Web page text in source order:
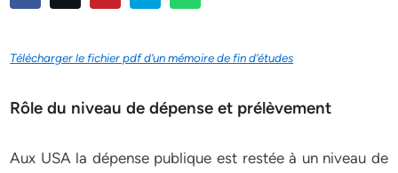
Télécharger le fichier pdf d’un mémoire de fin d’études
Rôle du niveau de dépense et prélèvement
Aux USA la dépense publique est restée à un niveau de